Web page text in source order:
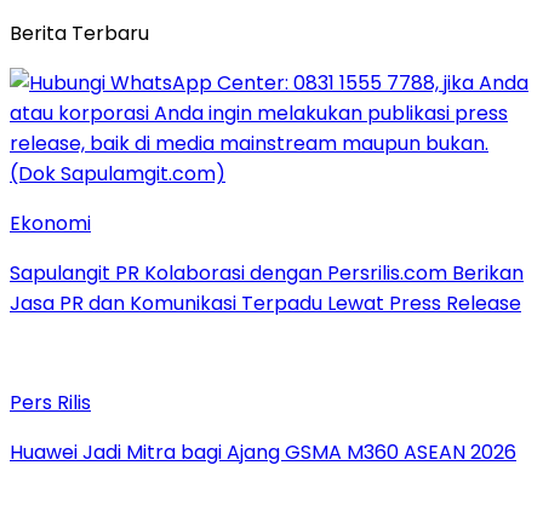
Berita Terbaru
Ekonomi
Sapulangit PR Kolaborasi dengan Persrilis.com Berikan
Jasa PR dan Komunikasi Terpadu Lewat Press Release
Pers Rilis
Huawei Jadi Mitra bagi Ajang GSMA M360 ASEAN 2026